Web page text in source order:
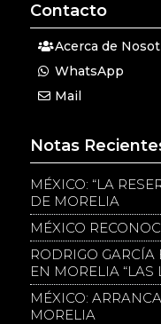
Contacto
Acerca de
WhatsApp
Mail
Notas
MÉXICO: “LA
DE MORELIA
MÉXICO
RODRIGO
EN MORELIA “LAS
MÉXICO:
MORELIA